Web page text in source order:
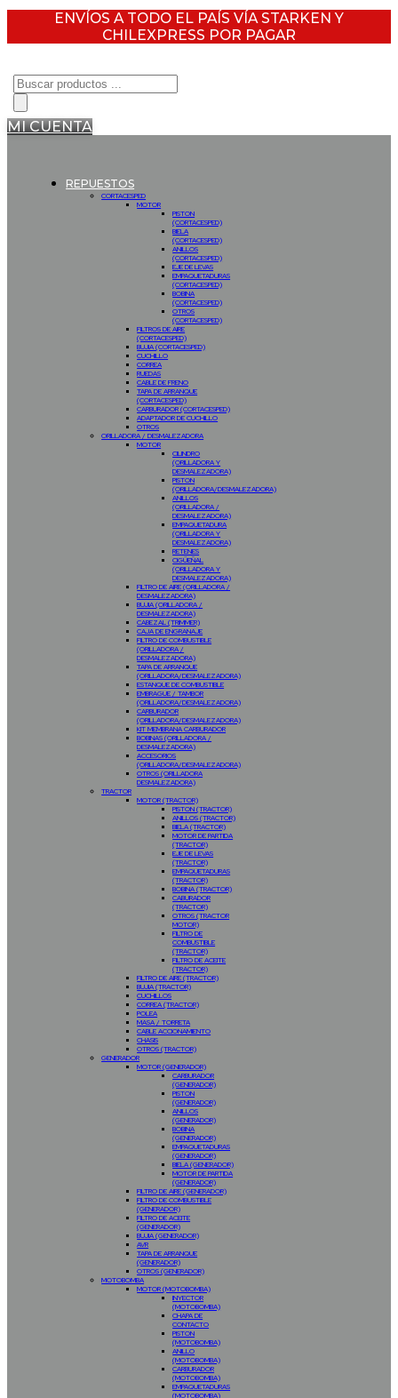
ENVÍOS A TODO EL PAÍS VÍA STARKEN Y
CHILEXPRESS POR PAGAR
Búsqueda
de
productos
MI CUENTA
REPUESTOS
CORTACESPED
MOTOR
PISTON
(CORTACESPED)
BIELA
(CORTACESPED)
ANILLOS
(CORTACESPED)
EJE DE LEVAS
EMPAQUETADURAS
(CORTACESPED)
BOBINA
(CORTACESPED)
OTROS
(CORTACESPED)
FILTROS DE AIRE
(CORTACESPED)
BUJIA (CORTACESPED)
CUCHILLO
CORREA
RUEDAS
CABLE DE FRENO
TAPA DE ARRANQUE
(CORTACESPED)
CARBURADOR (CORTACESPED)
ADAPTADOR DE CUCHILLO
OTROS
ORILLADORA / DESMALEZADORA
MOTOR
CILINDRO
(ORILLADORA Y
DESMALEZADORA)
PISTON
(ORILLADORA/DESMALEZADORA)
ANILLOS
(ORILLADORA /
DESMALEZADORA)
EMPAQUETADURA
(ORILLADORA Y
DESMALEZADORA)
RETENES
CIGÜEÑAL
(ORILLADORA Y
DESMALEZADORA)
FILTRO DE AIRE (ORILLADORA /
DESMALEZADORA)
BUJIA (ORILLADORA /
DESMALEZADORA)
CABEZAL (TRIMMER)
CAJA DE ENGRANAJE
FILTRO DE COMBUSTIBLE
(ORILLADORA /
DESMALEZADORA)
TAPA DE ARRANQUE
(ORILLADORA/DESMALEZADORA)
ESTANQUE DE COMBUSTIBLE
EMBRAGUE / TAMBOR
(ORILLADORA/DESMALEZADORA)
CARBURADOR
(ORILLADORA/DESMALEZADORA)
KIT MEMBRANA CARBURADOR
BOBINAS (ORILLADORA /
DESMALEZADORA)
ACCESORIOS
(ORILLADORA/DESMALEZADORA)
OTROS (ORILLADORA
DESMALEZADORA)
TRACTOR
MOTOR (TRACTOR)
PISTON (TRACTOR)
ANILLOS (TRACTOR)
BIELA (TRACTOR)
MOTOR DE PARTIDA
(TRACTOR)
EJE DE LEVAS
(TRACTOR)
EMPAQUETADURAS
(TRACTOR)
BOBINA (TRACTOR)
CABURADOR
(TRACTOR)
OTROS (TRACTOR
MOTOR)
FILTRO DE
COMBUSTIBLE
(TRACTOR)
FILTRO DE ACEITE
(TRACTOR)
FILTRO DE AIRE (TRACTOR)
BUJIA (TRACTOR)
CUCHILLOS
CORREA (TRACTOR)
POLEA
MASA / TORRETA
CABLE ACCIONAMIENTO
CHASIS
OTROS (TRACTOR)
GENERADOR
MOTOR (GENERADOR)
CARBURADOR
(GENERADOR)
PISTON
(GENERADOR)
ANILLOS
(GENERADOR)
BOBINA
(GENERADOR)
EMPAQUETADURAS
(GENERADOR)
BIELA (GENERADOR)
MOTOR DE PARTIDA
(GENERADOR)
FILTRO DE AIRE (GENERADOR)
FILTRO DE COMBUSTIBLE
(GENERADOR)
FILTRO DE ACEITE
(GENERADOR)
BUJIA (GENERADOR)
AVR
TAPA DE ARRANQUE
(GENERADOR)
OTROS (GENERADOR)
MOTOBOMBA
MOTOR (MOTOBOMBA)
INYECTOR
(MOTOBOMBA)
CHAPA DE
CONTACTO
PISTON
(MOTOBOMBA)
ANILLO
(MOTOBOMBA)
CARBURADOR
(MOTOBOMBA)
EMPAQUETADURAS
(MOTOBOMBA)